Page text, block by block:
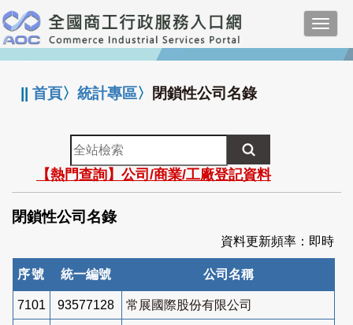
跳
到
主
要
:::
||首頁〉統計專區〉 閉鎖性公司名錄
全
站
檢
索
【熱門查詢】公司/商業/工廠登記資料
閉鎖性公司名錄
資料更新頻率：即時
序號 統一編號 公司名稱
7101 93577128 常展國際股份有限公司